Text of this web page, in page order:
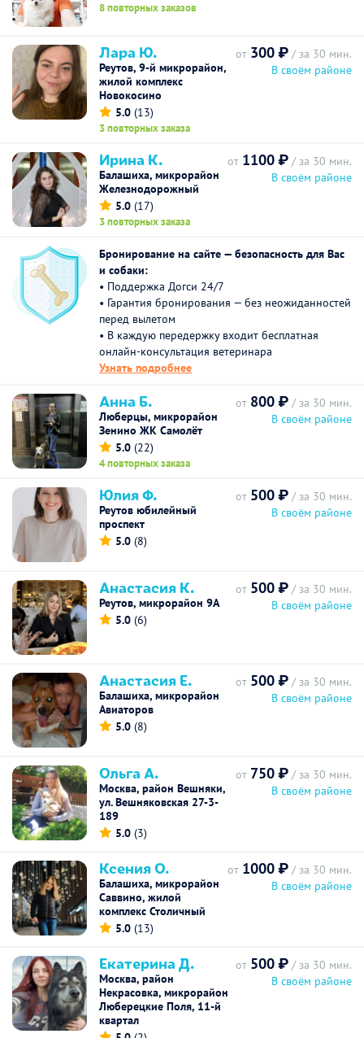
8 повторных заказов
Лара Ю.
Реутов, 9-й микрорайон,
жилой комплекс
Новокосино
5.0 (13)
3 повторных заказа
от 300 ₽ / за 30 мин.
В своём районе
Ирина К.
Балашиха, микрорайон
Железнодорожный
5.0 (17)
3 повторных заказа
от 1100 ₽ / за 30 мин.
В своём районе
Бронирование на сайте — безопасность для Вас
и собаки:
• Поддержка Догси 24/7
• Гарантия бронирования — без неожиданностей
перед вылетом
• В каждую передержку входит бесплатная
онлайн-консультация ветеринара
Узнать подробнее
Анна Б.
Люберцы, микрорайон
Зенино ЖК Самолёт
5.0 (22)
4 повторных заказа
от 800 ₽ / за 30 мин.
В своём районе
Юлия Ф.
Реутов юбилейный
проспект
5.0 (8)
от 500 ₽ / за 30 мин.
В своём районе
Анастасия К.
Реутов, микрорайон 9А
5.0 (6)
от 500 ₽ / за 30 мин.
В своём районе
Анастасия Е.
Балашиха, микрорайон
Авиаторов
5.0 (8)
от 500 ₽ / за 30 мин.
В своём районе
Ольга А.
Москва, район Вешняки,
ул. Вешняковская 27-3-
189
5.0 (3)
от 750 ₽ / за 30 мин.
В своём районе
Ксения О.
Балашиха, микрорайон
Саввино, жилой
комплекс Столичный
5.0 (13)
от 1000 ₽ / за 30 мин.
В своём районе
Екатерина Д.
Москва, район
Некрасовка, микрорайон
Люберецкие Поля, 11-й
квартал
от 500 ₽ / за 30 мин.
В своём районе